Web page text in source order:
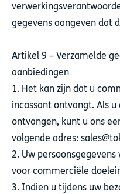
gegevens aangeven dat
Artikel 9 – Verzamelde
aanbiedingen
1. Het kan zijn dat u
incassant ontvangt. Als
ontvangen, kunt u ons
volgende adres:
2. Uw
voor commerciële
3. Indien u tijdens uw